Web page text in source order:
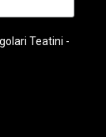
Teatini -